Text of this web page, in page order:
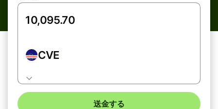
CVE
送金する